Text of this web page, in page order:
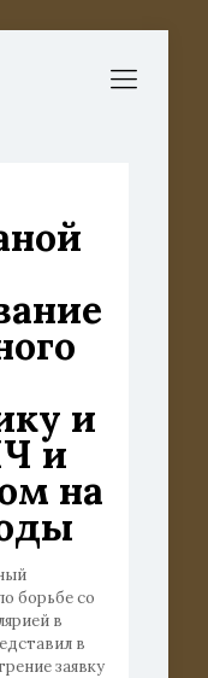
и
и
на
борьбе со
в
в
заявку